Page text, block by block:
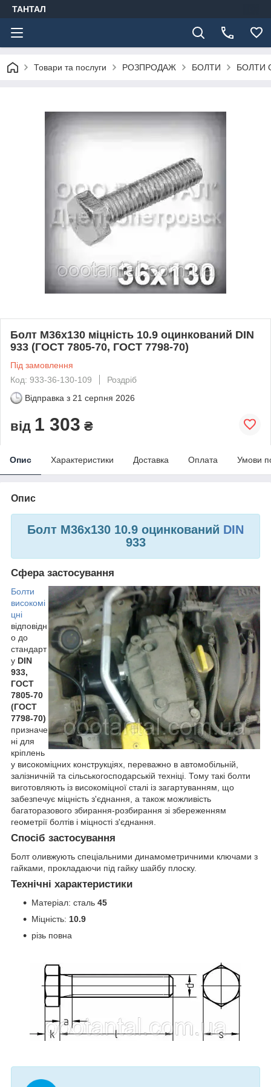
ТАНТАЛ
Товари та послуги РОЗПРОДАЖ БОЛТИ БОЛТИ
Болт М36х130 міцність 10.9 оцинкований DIN
933 (ГОСТ 7805-70, ГОСТ 7798-70)
Під замовлення
Код: 933-36-130-109
Роздріб
Відправка з 21 серпня 2026
від 1 303 ₴
Опис Характеристики Доставка Оплата Умови
Опис
Болт М36х130 10.9 оцинкований DIN
933
Сфера застосування
Болти
високомі
цні
відповідн
о до
стандарт
у DIN
933,
ГОСТ
7805-70
(ГОСТ
7798-70)
призначе
ні для
кріплень
у високоміцних конструкціях, переважно в автомобільній,
залізничній та сільськогосподарській техніці. Тому такі болти
виготовляють із високоміцної сталі із загартуванням, що
забезпечує міцність з'єднання, а також можливість
багаторазового збирання-розбирання зі збереженням
геометрії болтів і міцності з'єднання.
Спосіб застосування
Болт оливжують спеціальними динамометричними ключами з
гайками, прокладаючи під гайку шайбу плоску.
Технічні характеристики
Матеріал: сталь 45
Міцність: 10.9
різь повна